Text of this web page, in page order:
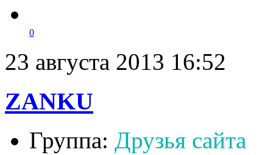
0
23 августа 2013 16:52
ZANKU
Группа: Друзья сайта